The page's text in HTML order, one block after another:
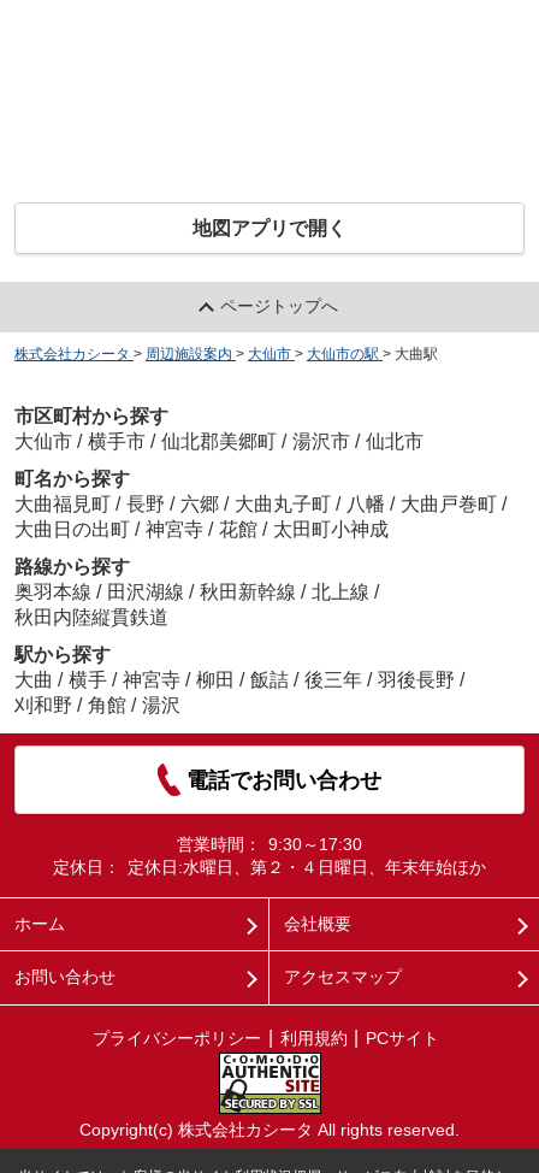
地図アプリで開く
ページトップへ
株式会社カシータ > 周辺施設案内 > 大仙市 > 大仙市の駅 > 大曲駅
市区町村から探す
大仙市 / 横手市 / 仙北郡美郷町 / 湯沢市 / 仙北市
町名から探す
大曲福見町 / 長野 / 六郷 / 大曲丸子町 / 八幡 / 大曲戸巻町 /
大曲日の出町 / 神宮寺 / 花館 / 太田町小神成
路線から探す
奥羽本線 / 田沢湖線 / 秋田新幹線 / 北上線 /
秋田内陸縦貫鉄道
駅から探す
大曲 / 横手 / 神宮寺 / 柳田 / 飯詰 / 後三年 / 羽後長野 /
刈和野 / 角館 / 湯沢
電話でお問い合わせ
営業時間：
9:30～17:30
定休日：
定休日:水曜日、第２・４日曜日、年末年始ほか
ホーム 会社概要
お問い合わせ アクセスマップ
プライバシーポリシー 利用規約 PCサイト
Copyright(c) 株式会社カシータ All rights reserved.